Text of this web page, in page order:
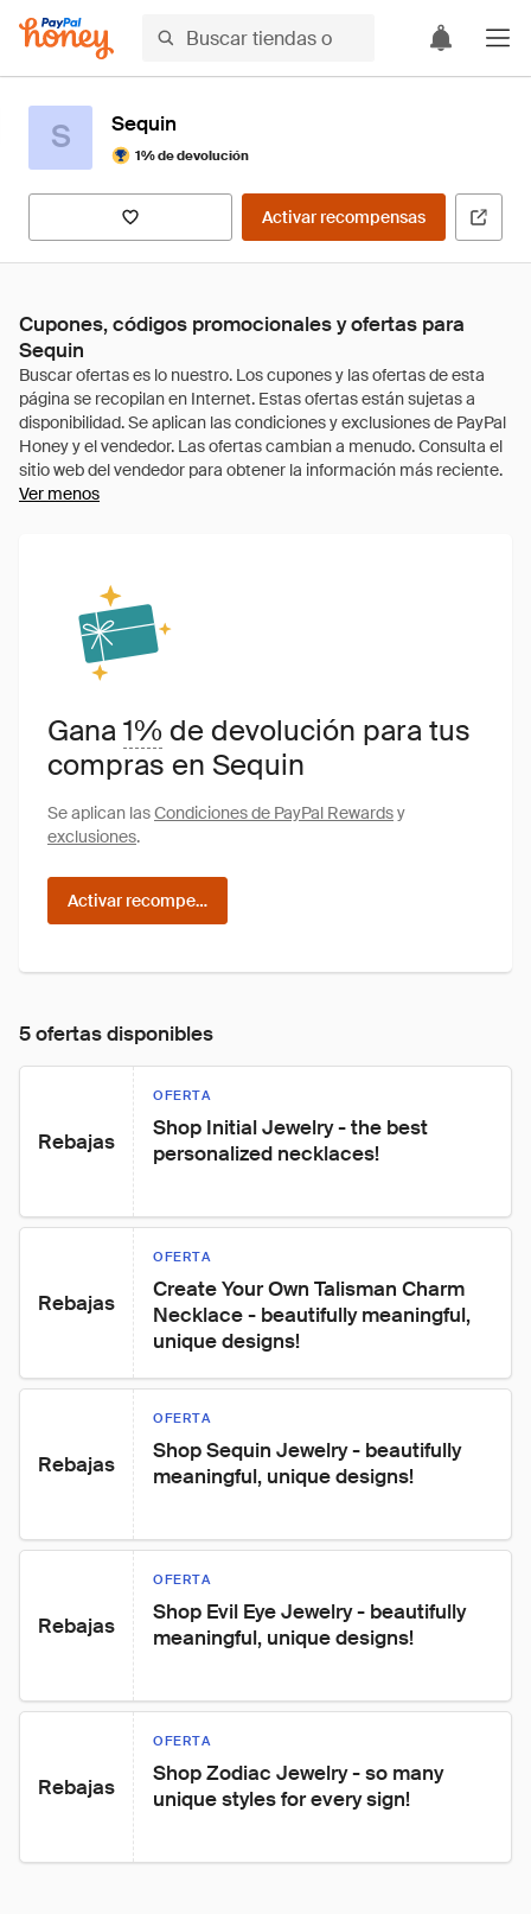
S Sequin
1% de devolución
Activar recompensas
Cupones, códigos promocionales y ofertas para
Sequin
Ver menos
Gana1% de devolución para tus
compras en Sequin
Se aplican lasCondiciones de PayPal Rewardsy
exclusiones.
Activar recompensas
5 ofertas disponibles
Rebajas
OFERTA
Shop Initial Jewelry - the best
personalized necklaces!
Rebajas
OFERTA
Create Your Own Talisman Charm
Necklace - beautifully meaningful,
unique designs!
Rebajas
OFERTA
Shop Sequin Jewelry - beautifully
meaningful, unique designs!
Rebajas
OFERTA
Shop Evil Eye Jewelry - beautifully
meaningful, unique designs!
Rebajas
OFERTA
Shop Zodiac Jewelry - so many
unique styles for every sign!